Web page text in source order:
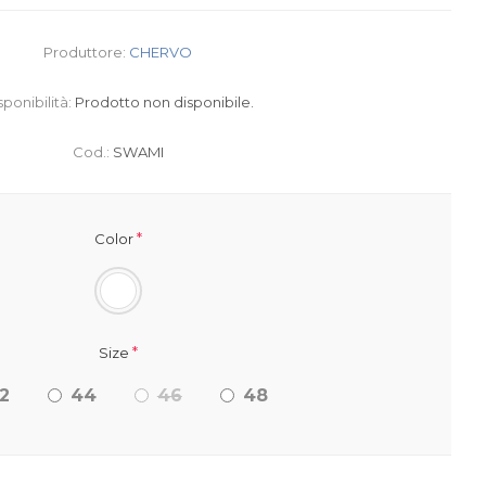
Produttore: CHERVO
Prodotto non disponibile.
Cod.: SWAMI
Color*
Size *
44 46 48